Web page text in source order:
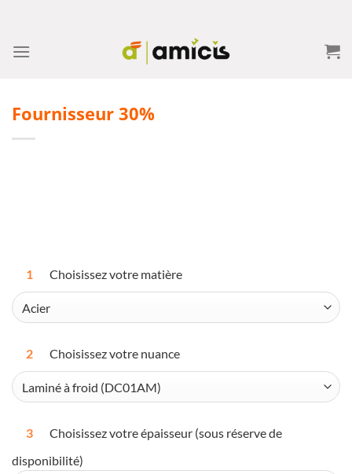
content
Fournisseur 30%
1 Choisissez votre matière
2 Choisissez votre nuance
3
Choisissez votre épaisseur (sous réserve de
disponibilité)